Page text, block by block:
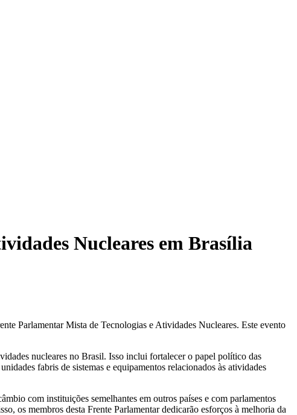
Nucleares em Brasília
Parlamentar Mista de Tecnologias e Atividades Nucleares. Este evento
nucleares no Brasil. Isso inclui fortalecer o papel político das
fabris de sistemas e equipamentos relacionados às atividades
com instituições semelhantes em outros países e com parlamentos
os membros desta Frente Parlamentar dedicarão esforços à melhoria da